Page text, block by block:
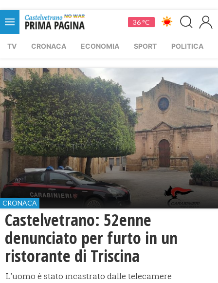
36 °C
TV CRONACA ECONOMIA SPORT POLITICA
CRONACA
Castelvetrano: 52enne
denunciato per furto in un
ristorante di Triscina
L'uomo è stato incastrato dalle telecamere